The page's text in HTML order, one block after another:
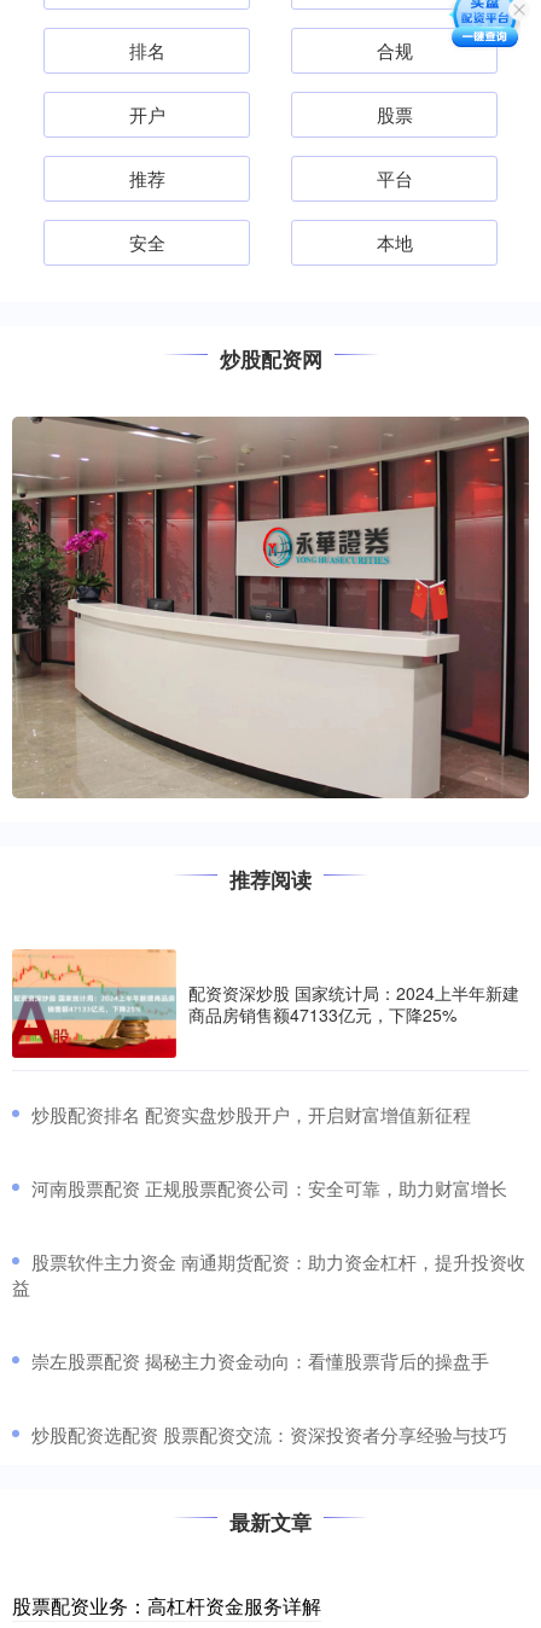
排名 合规
开户 股票
推荐 平台
安全 本地
炒股配资网
推荐阅读
配资资深炒股 国家统计局：2024上半年新建
商品房销售额47133亿元，下降25%
​炒股配资排名 配资实盘炒股开户，开启财富增值新征程
​河南股票配资 正规股票配资公司：安全可靠，助力财富增长
​股票软件主力资金 南通期货配资：助力资金杠杆，提升投资收
益
​崇左股票配资 揭秘主力资金动向：看懂股票背后的操盘手
​炒股配资选配资 股票配资交流：资深投资者分享经验与技巧
最新文章
股票配资业务：高杠杆资金服务详解